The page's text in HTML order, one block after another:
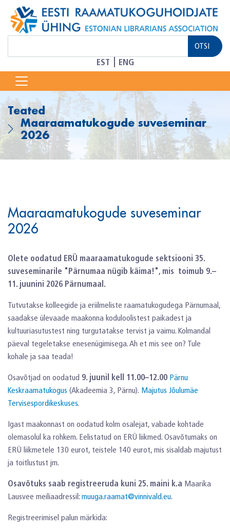
EST ENG
Teated
Maaraamatukogude suveseminar
2026
Maaraamatukogude suveseminar
2026
Olete oodatud ERÜ maaraamatukogude sektsiooni 35.
suveseminarile "Pärnumaa nügib käima!", mis toimub 9.–
11. juunini 2026 Pärnumaal.
Tutvutakse kolleegide ja eriilmeliste raamatukogudega Pärnumaal,
saadakse ülevaade maakonna koduloolistest paikadest ja
kultuuriasutustest ning turgutatakse tervist ja vaimu. Kolmandal
päeval tegeletakse enesenügimisega. Ah et mis see on? Tule
kohale ja saa teada!
Osavõtjad on oodatud 9. juunil kell 11.00–12.00 Pärnu
Keskraamatukogus (Akadeemia 3, Pärnu). Majutus Jõulumäe
Tervisespordikeskuses.
Igast maakonnast on oodatud kolm osalejat, vabade kohtade
olemasolul ka rohkem. Eelistatud on ERÜ liikmed. Osavõtumaks on
ERÜ liikmetele 130 eurot, teistele 140 eurot, mis sisaldab majutust
ja toitlustust jm.
Osavõtuks saab registreeruda kuni 25. maini k.a Maarika
Lausvee meiliaadressil: muuga.raamat@vinnivald.eu.
Registreerimisel palun märkida: